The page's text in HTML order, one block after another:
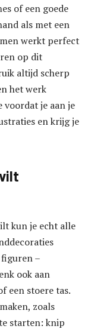
of een goede
als met een
werkt perfect
op dit
altijd scherp
het werk
voordat je aan je
en krijg je
kun je echt alle
–
ook aan
een stoere tas.
zoals
starten: knip